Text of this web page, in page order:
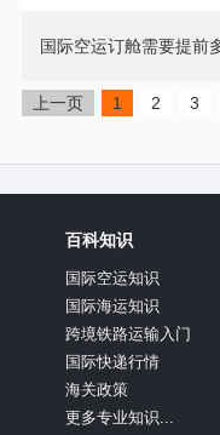
国际空运订舱需要提前
上一页 1 2 3
百科知识
国际空运知识
国际海运知识
跨境铁路运输入门
国际快递行情
海关政策
更多专业知识...